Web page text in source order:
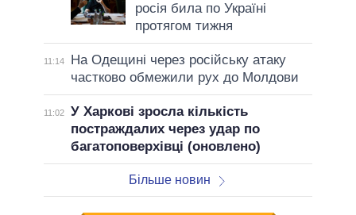
росія била по Україні
протягом тижня
11:14
На Одещині через російську атаку
частково обмежили рух до Молдови
11:02
У Харкові зросла кількість
постраждалих через удар по
багатоповерхівці (оновлено)
Більше новин